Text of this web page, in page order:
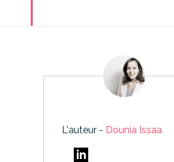
L'auteur - Dounia Issaa